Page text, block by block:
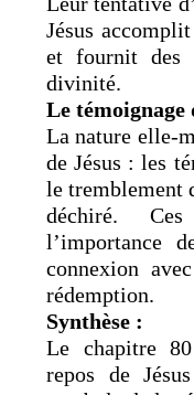
Jésus
et fournit des
divinité.
Le témoignage
La nature elle-
de Jésus : les
le tremblement
déchiré. Ces
l’importance
connexion
rédemption.
Synthèse :
Le chapitre
repos de